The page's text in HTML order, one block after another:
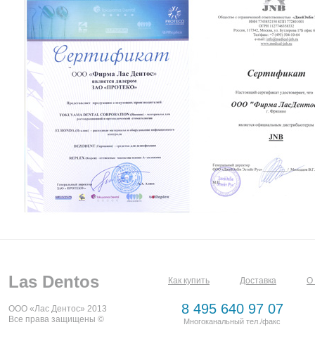
Las Dentos Как купить Доставка О
ООО «Лас Дентос» 2013
Все права защищены ©
8 495 640 97 07
Многоканальный тел./факс